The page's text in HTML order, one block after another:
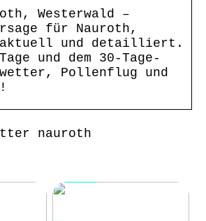
Westerwald –
für Nauroth,
aktuell und detailliert.
und dem 30-Tage-
Pollenflug und
nauroth